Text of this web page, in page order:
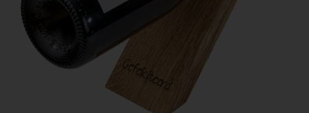
Over Mitra
Actiefolder
Voordelen Mitra Member
- €
25
€ 25
30
- €
25
20
- €